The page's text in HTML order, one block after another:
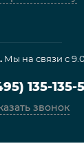
Мы на связи с
135-135-5
звонок